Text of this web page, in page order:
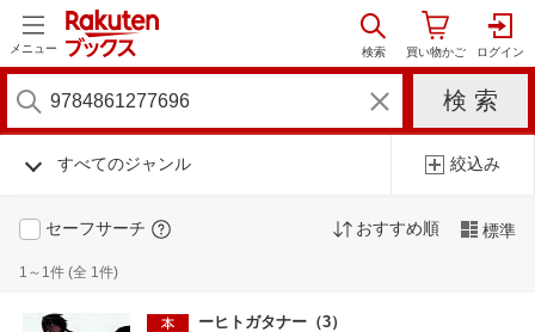
メニュー
すべてのジャンル 絞込み
セーフサーチ おすすめ順 標準
1～1件 (全 1件)
ーヒトガタナー（3）